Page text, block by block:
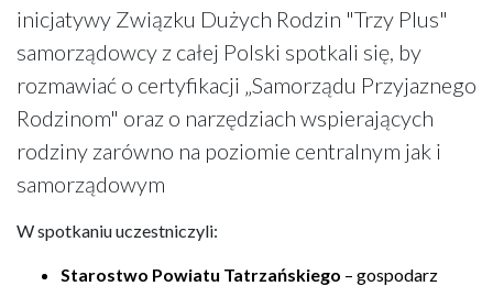
inicjatywy Związku Dużych Rodzin "Trzy Plus"
samorządowcy z całej Polski spotkali się, by
rozmawiać o certyfikacji „Samorządu Przyjaznego
Rodzinom" oraz o narzędziach wspierających
rodziny zarówno na poziomie centralnym jak i
samorządowym
W spotkaniu uczestniczyli:
Starostwo Powiatu Tatrzańskiego – gospodarz